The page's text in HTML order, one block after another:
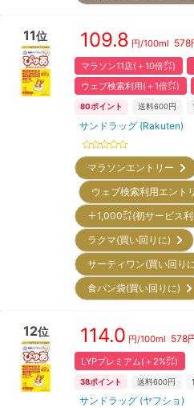
11位 109.8 円/100ml 578
マラソン11店(＋10倍㌽)
ウェブ検索利用(＋1倍㌽)
80ポイント 送料600円
サンドラッグ (Rakuten)
マラソンエントリー
ウェブ検索利用エン
＋1,000㌽(初サービス
ラクマ(買い回りに)
サーティワン(買い回
食パン袋(買い回りに)
12位 114.0 円/100ml 578
LYPプレミアム(＋2%㌽)
38ポイント 送料600円
サンドラッグ (ヤフショ)